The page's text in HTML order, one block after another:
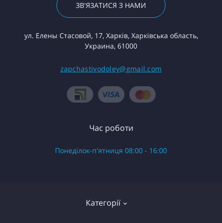
ЗВ'ЯЗАТИСЯ З НАМИ
ул. Елены Стасовой, 17, Харків, Харківська область,
Украина, 61000
zapchastivodoley@gmail.com
Категорії
Час роботи
Понеділок-п'ятниця 08:00 - 16:00